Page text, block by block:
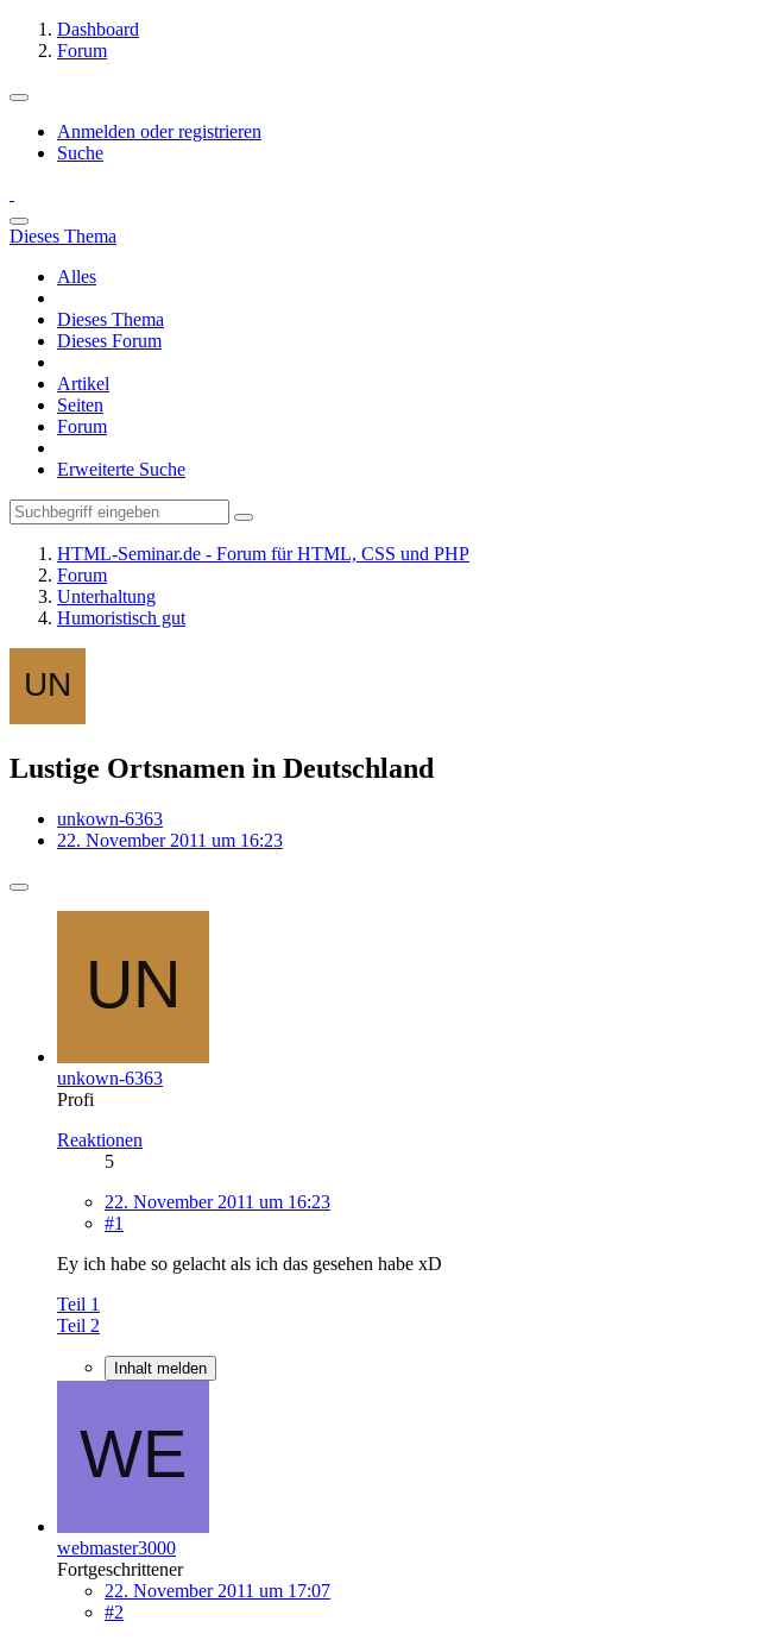
Dashboard
Forum
Anmelden oder registrieren
Suche
Dieses Thema
Alles
Dieses Thema
Dieses Forum
Artikel
Seiten
Forum
Erweiterte Suche
HTML-Seminar.de - Forum für HTML, CSS und PHP
Forum
Unterhaltung
Humoristisch gut
Lustige Ortsnamen in Deutschland
unkown-6363
22. November 2011 um 16:23
unkown-6363
Profi
Reaktionen
5
22. November 2011 um 16:23
#1
Ey ich habe so gelacht als ich das gesehen habe xD
Teil 1
Teil 2
Inhalt melden
webmaster3000
Fortgeschrittener
22. November 2011 um 17:07
#2